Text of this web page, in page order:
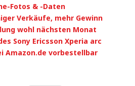
Fotos & -Daten
Verkäufe, mehr Gewinn
wohl nächsten Monat
Sony Ericsson Xperia arc
Amazon.de vorbestellbar